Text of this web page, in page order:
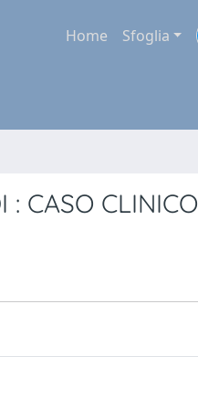
Home Sfoglia
: CASO CLINICO